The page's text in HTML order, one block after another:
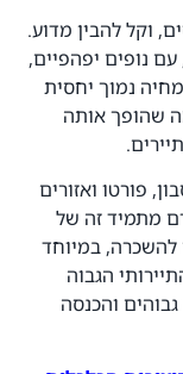
וקל להבין מדוע.
נופים יפהפיים,
נמוך יחסית
שהופך אותה
פורטו ואזורים
מתמיד זה של
להשכרה, במיוחד
הגבוה
והכנסה